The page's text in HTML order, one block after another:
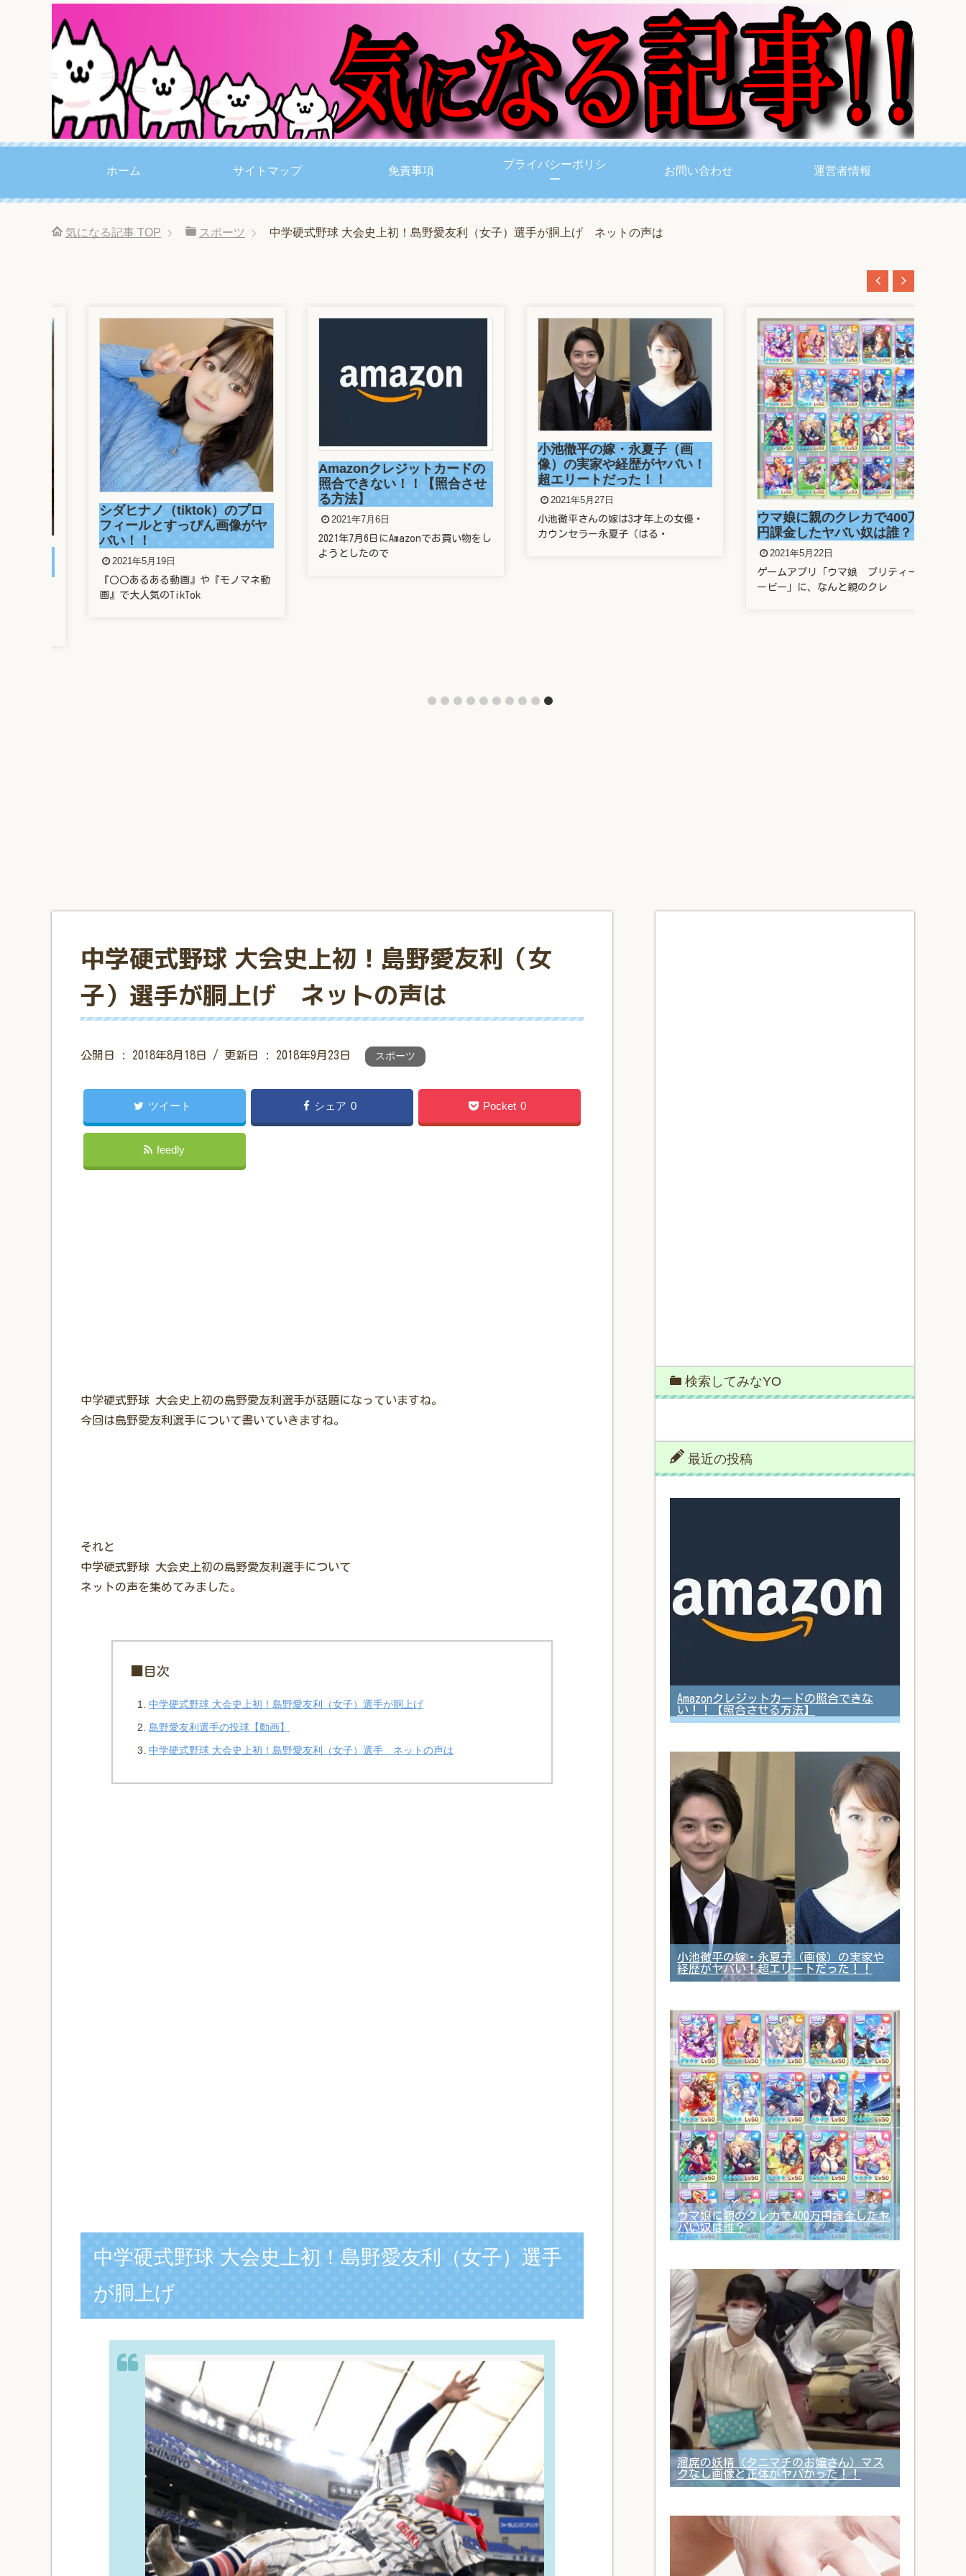
ホーム サイトマップ 免責事項
プライバシーポリシ
ー
お問い合わせ 運営者情報
気になる記事 TOP スポーツ 中学硬式野球 大会史上初！島野愛友利（女子）選手が胴上げ ネットの声は
シダヒナノ（tiktok）のプロ
フィールとすっぴん画像がヤ
バい！！
2021年5月19日
『〇〇あるある動画』や『モノマネ動
画』で大人気のTikTok
Amazonクレジットカードの
照合できない！！【照合させ
る方法】
2021年7月6日
2021年7月6日にAmazonでお買い物をし
ようとしたので
小池徹平の嫁・永夏子（画
像）の実家や経歴がヤバい！
超エリートだった！！
2021年5月27日
小池徹平さんの嫁は3才年上の女優・
カウンセラー永夏子（はる・
ウマ娘に親のクレカで400万
円課金したヤバい奴は誰？
2021年5月22日
ゲームアプリ「ウマ娘 プリティーダ
ービー」に、なんと親のクレ
中学硬式野球 大会史上初！島野愛友利（女
子）選手が胴上げ ネットの声は
公開日 : 2018年8月18日 / 更新日 : 2018年9月23日 スポーツ
ツイート シェア 0 Pocket 0
feedly
中学硬式野球 大会史上初の島野愛友利選手が話題になっていますね。
今回は島野愛友利選手について書いていきますね。
それと
中学硬式野球 大会史上初の島野愛友利選手について
ネットの声を集めてみました。
■目次
中学硬式野球 大会史上初！島野愛友利（女子）選手が胴上げ
島野愛友利選手の投球【動画】
中学硬式野球 大会史上初！島野愛友利（女子）選手 ネットの声は
中学硬式野球 大会史上初！島野愛友利（女子）選手
が胴上げ
検索してみなYO
最近の投稿
Amazonクレジットカードの照合できな
い！！【照合させる方法】
小池徹平の嫁・永夏子（画像）の実家や
経歴がヤバい！超エリートだった！！
ウマ娘に親のクレカで400万円課金したヤ
バい奴は誰？
溜席の妖精（タニマチのお嬢さん）マス
クなし画像と正体がヤバかった！！